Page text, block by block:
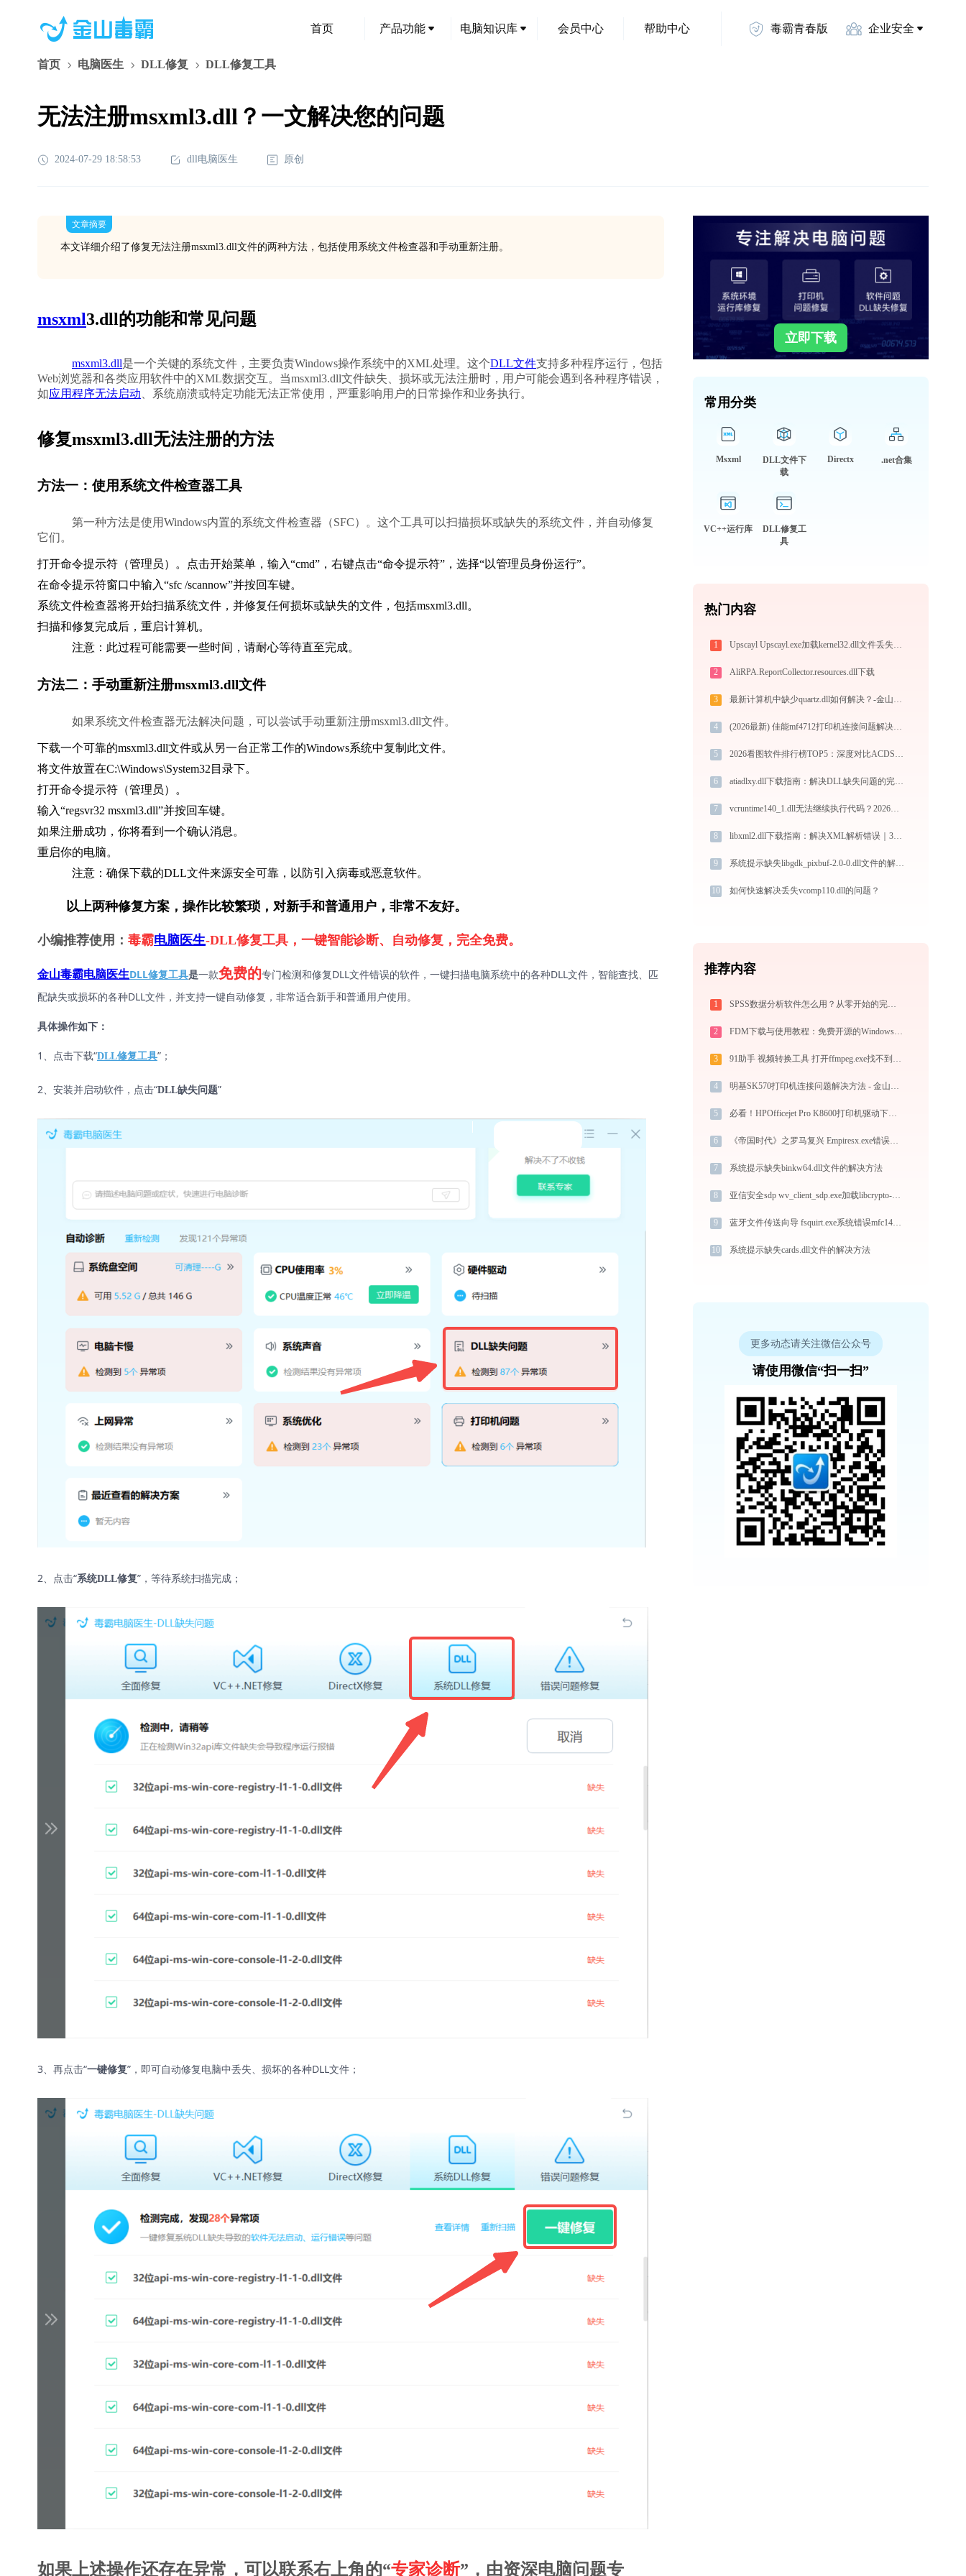
首页 产品功能 电脑知识库 会员中心 帮助中心 毒霸青春版 企业安全
首页 电脑医生 DLL修复 DLL修复工具
无法注册msxml3.dll？一文解决您的问题
2024-07-29 18:58:53 dll电脑医生 原创
文章摘要
本文详细介绍了修复无法注册msxml3.dll文件的两种方法，包括使用系统文件检查器和手动重新注册。
msxml3.dll的功能和常见问题
msxml3.dll是一个关键的系统文件，主要负责Windows操作系统中的XML处理。这个DLL文件支持多种程序运行，包括
Web浏览器和各类应用软件中的XML数据交互。当msxml3.dll文件缺失、损坏或无法注册时，用户可能会遇到各种程序错误，
如应用程序无法启动 、系统崩溃或特定功能无法正常使用，严重影响用户的日常操作和业务执行。
修复msxml3.dll无法注册的方法
方法一：使用系统文件检查器工具
它们。
打开命令提示符（管理员）。点击开始菜单，输入“cmd”，右键点击“命令提示符”，选择“以管理员身份运行”。
在命令提示符窗口中输入“sfc /scannow”并按回车键。
系统文件检查器将开始扫描系统文件，并修复任何损坏或缺失的文件，包括msxml3.dll。
扫描和修复完成后，重启计算机。
            注意：此过程可能需要一些时间，请耐心等待直至完成。
方法二：手动重新注册msxml3.dll文件
            如果系统文件检查器无法解决问题，可以尝试手动重新注册msxml3.dll文件。
下载一个可靠的msxml3.dll文件或从另一台正常工作的Windows系统中复制此文件。
将文件放置在C:\Windows\System32目录下。
打开命令提示符（管理员）。
输入“regsvr32 msxml3.dll”并按回车键。
如果注册成功，你将看到一个确认消息。
重启你的电脑。
            注意：确保下载的DLL文件来源安全可靠，以防引入病毒或恶意软件。
以上两种修复方案，操作比较繁琐，对新手和普通用户，非常不友好。
小编推荐使用： 毒霸电脑医生-DLL修复工具，一键智能诊断、自动修复，完全免费。
金山毒霸电脑医生DLL修复工具是一款免费的专门检测和修复DLL文件错误的软件，一键扫描电脑系统中的各种DLL文件，智能查找、匹
配缺失或损坏的各种DLL文件，并支持一键自动修复，非常适合新手和普通用户使用。
具体操作如下：
1、点击下载“DLL修复工具”；
2、安装并启动软件，点击“DLL缺失问题”
2、点击“系统DLL修复”，等待系统扫描完成；
3、再点击“一键修复”，即可自动修复电脑中丢失、损坏的各种DLL文件；
如果上述操作还存在异常，可以联系右上角的“专家诊断”，由资深电脑问题专
立即下载
常用分类
Msxml
DLL文件下
载
Directx .net合集
VC++运行库
DLL修复工
具
热门内容
1 Upscayl Upscayl.exe加载kernel32.dll文件丢失处理办法
2 AliRPA.ReportCollector.resources.dll下载
3 最新计算机中缺少quartz.dll如何解决？-金山毒霸
4 (2026最新) 佳能mf4712打印机连接问题解决方法 - 金山毒霸
5 2026看图软件排行榜TOP5：深度对比ACDSee、2345、光影、Honeyview、FastStone
6 atiadlxy.dll下载指南：解决DLL缺失问题的完整方案
7 vcruntime140_1.dll无法继续执行代码？2026最新官方修复步骤与安全工具对比
8 libxml2.dll下载指南：解决XML解析错误｜32/64位官方免费版安全获取
9 系统提示缺失libgdk_pixbuf-2.0-0.dll文件的解决方法
10 如何快速解决丢失vcomp110.dll的问题？
推荐内容
1 SPSS数据分析软件怎么用？从零开始的完整操作指南（附实战案例）
2 FDM下载与使用教程：免费开源的Windows/Mac/安卓多线程下载管理器
3 91助手 视频转换工具 打开ffmpeg.exe找不到avdevice-58.dll怎么办
4 明基SK570打印机连接问题解决方法 - 金山毒霸
5 必看！HPOfficejet Pro K8600打印机驱动下载与安装的正确姿势
6 《帝国时代》之罗马复兴 Empiresx.exe错误码0xc0000022处理办法
7 系统提示缺失binkw64.dll文件的解决方法
8 亚信安全sdp wv_client_sdp.exe加载libcrypto-1_1-x64.dll文件丢失处理办法
9 蓝牙文件传送向导 fsquirt.exe系统错误mfc140u.dll丢失如何解决
10 系统提示缺失cards.dll文件的解决方法
更多动态请关注微信公众号
请使用微信“扫一扫”